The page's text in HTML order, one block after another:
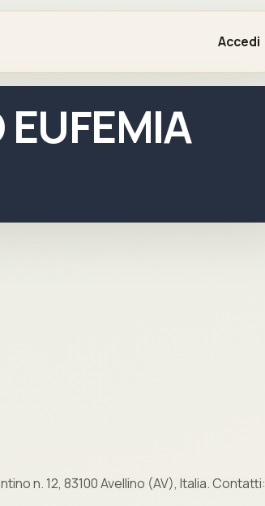
Accedi
EUFEMIA
n. 12, 83100 Avellino (AV), Italia. Contatti: